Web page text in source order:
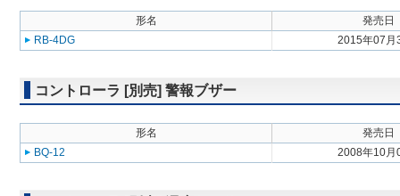
形名
発売日
RB-4DG
2015年07月
コントローラ [別売] 警報ブザー
形名
発売日
BQ-12
2008年10月